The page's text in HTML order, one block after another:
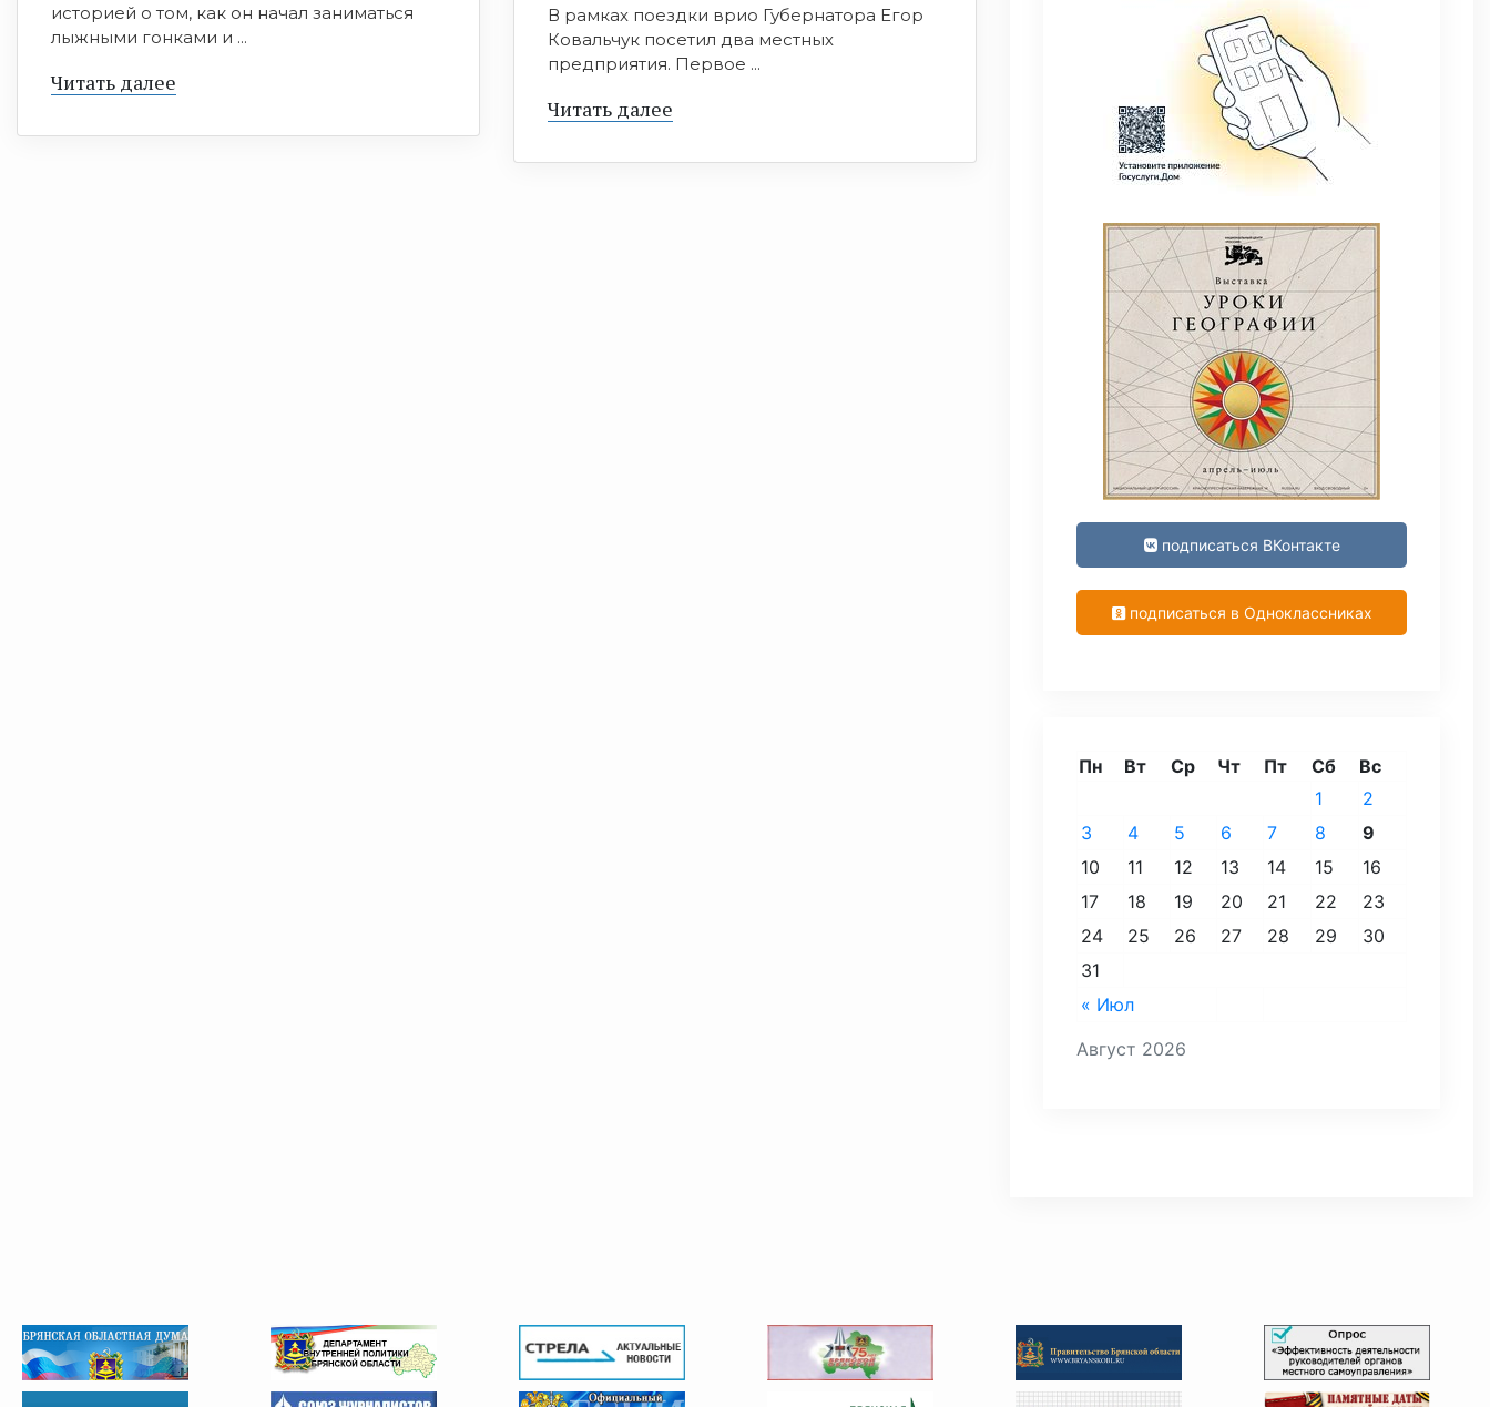
историей о том, как он начал заниматься
лыжными гонками и ...
Читать далее
В рамках поездки врио Губернатора Егор
Ковальчук посетил два местных
предприятия. Первое ...
Читать далее
подписаться ВКонтакте
подписаться в Одноклассниках
Август 2026
Пн Вт Ср Чт Пт Сб Вс
« Июл
1
2
3
4 5 6 7 8
9
10
11 12 13 14 15
16
17
18 19 20 21 22
23
24
25 26 27 28 29
30
31